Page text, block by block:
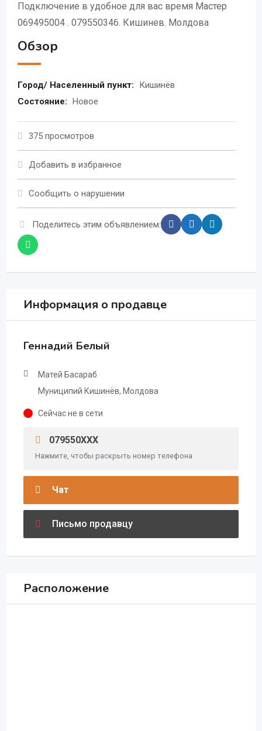
Подключение в удобное для вас время Мастер
069495004 . 079550346. Кишинев. Молдова
Обзор
Город/ Населенный пункт:
Кишинёв
Состояние: Новое
375 просмотров
Добавить в избранное
Сообщить о нарушении
Поделитесь этим объявлением:
Информация о продавце
Геннадий Белый
Матей Басараб
Муниципий Кишинёв, Молдова
Сейчас не в сети
079550XXX
Нажмите, чтобы раскрыть номер телефона
Чат
Письмо продавцу
Расположение